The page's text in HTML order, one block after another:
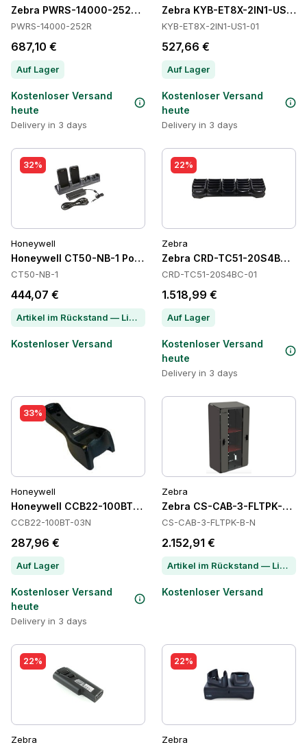
Zebra PWRS-14000-252R Power Supply
PWRS-14000-252R
687,10 €
Auf Lager
Kostenloser Versand
heute
Delivery in 3 days
Zebra KYB-ET8X-2IN1-US1-
KYB-ET8X-2IN1-US1-01
527,66 €
Auf Lager
Kostenloser Versand
heute
Delivery in 3 days
32%
Honeywell
Honeywell CT50-NB-1 Power Supply
CT50-NB-1
444,07 €
Artikel im Rückstand — Lieferzeit per Chat erfragen
Kostenloser Versand
22%
Zebra
Zebra CRD-TC51-20S4BC-
CRD-TC51-20S4BC-01
1.518,99 €
Auf Lager
Kostenloser Versand
heute
Delivery in 3 days
33%
Honeywell
Honeywell CCB22-100BT-03N Power Supply
CCB22-100BT-03N
287,96 €
Auf Lager
Kostenloser Versand
heute
Delivery in 3 days
Zebra
Zebra CS-CAB-3-FLTPK-B-N
CS-CAB-3-FLTPK-B-N
2.152,91 €
Artikel im Rückstand — Lieferzeit per Chat erfragen
Kostenloser Versand
22%
Zebra
22%
Zebra